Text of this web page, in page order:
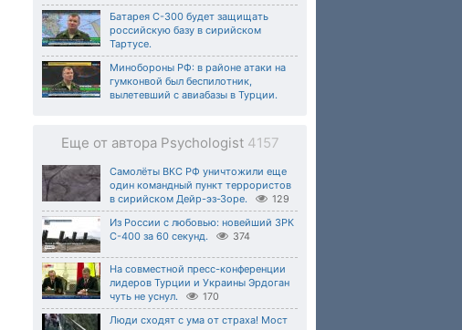
Батарея С-300 будет защищать
российскую базу в сирийском
Тартусе.
Минобороны РФ: в районе атаки на
гумконвой был беспилотник,
вылетевший с авиабазы в Турции.
Еще от автора Psychologist 4157
Самолёты ВКС РФ уничтожили еще
один командный пункт террористов
в сирийском Дейр-эз-Зоре.
129
Из России с любовью: новейший ЗРК
С-400 за 60 секунд.
374
На совместной пресс-конференции
лидеров Турции и Украины Эрдоган
чуть не уснул.
170
Люди сходят с ума от страха! Мост